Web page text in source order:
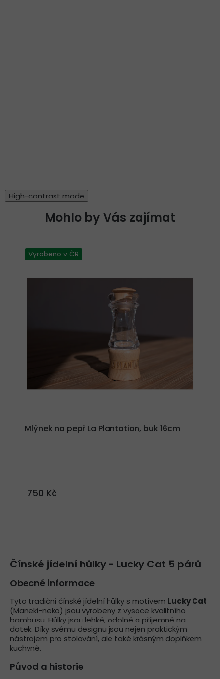
High-contrast mode
Mohlo by Vás zajímat
Vyrobeno v ČR
Mlýnek na pepř La Plantation, buk 16cm
750 Kč
Čínské jídelní hůlky - Lucky Cat 5 párů
Obecné informace
Tyto tradiční čínské jídelní hůlky s motivem Lucky Cat
(Maneki-neko) jsou vyrobeny z vysoce kvalitního
bambusu. Hůlky jsou lehké, odolné a příjemné na
dotek. Díky svému designu jsou nejen praktickým
nástrojem pro stolování, ale také krásným doplňkem
kuchyně.
Původ a historie